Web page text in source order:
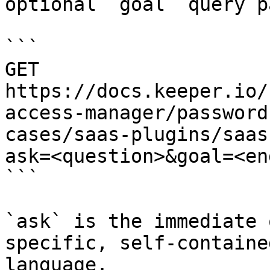
```
GET
https://
access-manager/
cases/saas-plugins/
```
`ask` is the
specific, self-
language.